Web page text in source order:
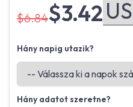
$6.84$3.42
Hány napig utazik?
Hány adatot szeretne?